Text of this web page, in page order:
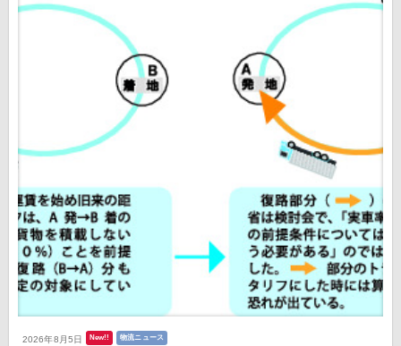
2026年8月5日 New!! 物流ニュース